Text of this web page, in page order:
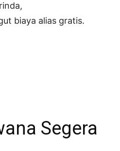
biaya alias gratis.